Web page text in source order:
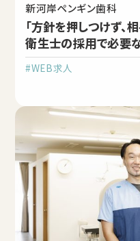
新河岸ペンギン歯科
「方針を押しつけず
衛生士の採用で必要
#WEB求人